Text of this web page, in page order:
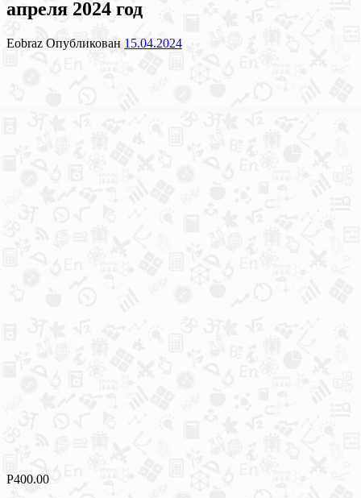
апреля 2024 год
Eobraz Опубликован 15.04.2024
Р400.00